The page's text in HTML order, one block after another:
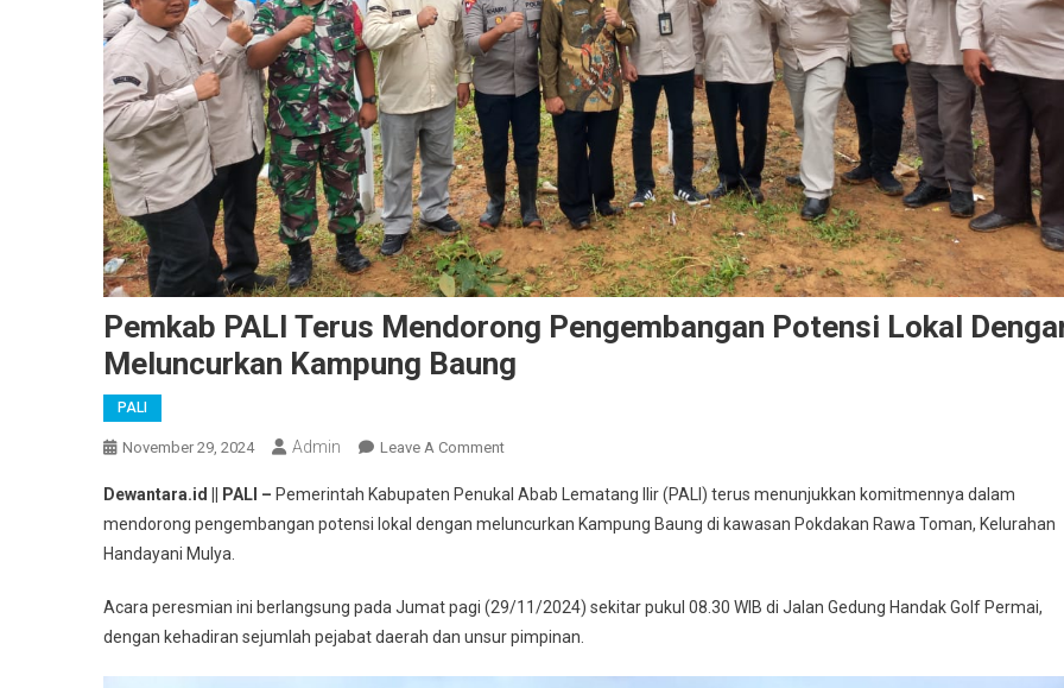
Pemkab PALI Terus Mendorong Pengembangan Potensi Lokal
Meluncurkan Kampung Baung
PALI
November 29, 2024 Admin Leave A CommentOn
PALI
Terus
Potensi
Lokal
Dewantara.id || PALI – Pemerintah Kabupaten Penukal Abab Lematang Ilir (PALI) terus menunjukkan komitmennya dalam
mendorong pengembangan potensi lokal dengan meluncurkan Kampung Baung di kawasan Pokdakan Rawa Toman, Kelurahan
Handayani Mulya.
Acara peresmian ini berlangsung pada Jumat pagi (29/11/2024) sekitar pukul 08.30 WIB di Jalan Gedung Handak Golf Permai,
dengan kehadiran sejumlah pejabat daerah dan unsur pimpinan.